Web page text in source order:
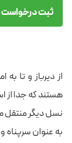
از دیرباز و تا به
هستند که جدا از
نسل دیگر منتقل
به عنوان سرپناه